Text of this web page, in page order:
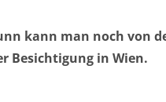
kann man noch von
Besichtigung in Wien.